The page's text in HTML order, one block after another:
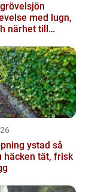
med lugn,
närhet till
ystad så
häcken tät, frisk